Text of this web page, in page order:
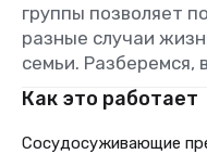
группы позволяет
разные случаи
семьи. Разберемся,
Как это работает
Сосудосуживающие